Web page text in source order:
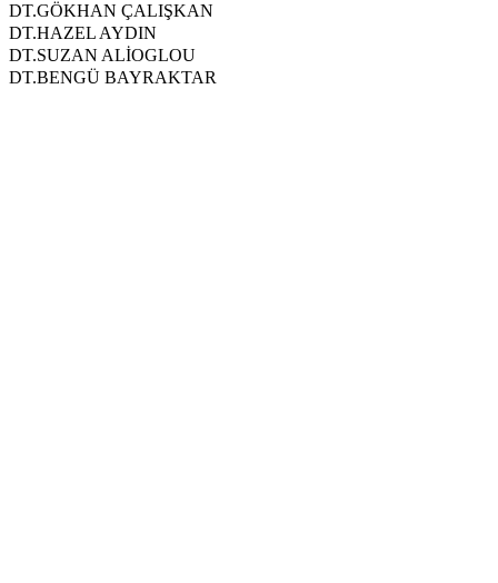
DT.GÖKHAN ÇALIŞKAN
DT.HAZEL AYDIN
DT.SUZAN ALİOGLOU
DT.BENGÜ BAYRAKTAR